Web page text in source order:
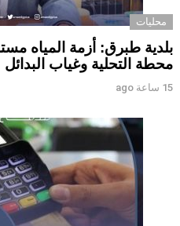
محليات
محطة التحلية وغياب البدائل ‏ ‏
15 ساعة ago